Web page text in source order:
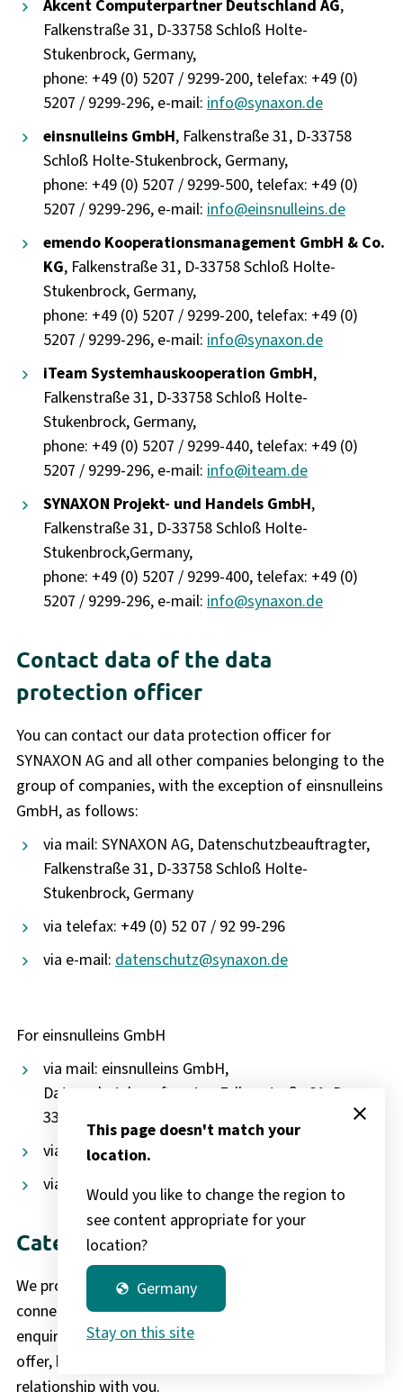
Akcent Computerpartner Deutschland AG,
Falkenstraße 31, D-33758 Schloß Holte-
Stukenbrock, Germany,
phone: +49 (0) 5207 / 9299-200, telefax: +49 (0)
5207 / 9299-296, e-mail: info@synaxon.de
einsnulleins GmbH, Falkenstraße 31, D-33758
Schloß Holte-Stukenbrock, Germany,
phone: +49 (0) 5207 / 9299-500, telefax: +49 (0)
5207 / 9299-296, e-mail: info@einsnulleins.de
emendo Kooperationsmanagement GmbH & Co.
KG, Falkenstraße 31, D-33758 Schloß Holte-
Stukenbrock, Germany,
phone: +49 (0) 5207 / 9299-200, telefax: +49 (0)
5207 / 9299-296, e-mail: info@synaxon.de
iTeam Systemhauskooperation GmbH,
Falkenstraße 31, D-33758 Schloß Holte-
Stukenbrock, Germany,
phone: +49 (0) 5207 / 9299-440, telefax: +49 (0)
5207 / 9299-296, e-mail: info@iteam.de
SYNAXON Projekt- und Handels GmbH,
Falkenstraße 31, D-33758 Schloß Holte-
Stukenbrock,Germany,
phone: +49 (0) 5207 / 9299-400, telefax: +49 (0)
5207 / 9299-296, e-mail: info@synaxon.de
Contact data of the data
protection officer
You can contact our data protection officer for
SYNAXON AG and all other companies belonging to the
group of companies, with the exception of einsnulleins
GmbH, as follows:
via mail: SYNAXON AG, Datenschutzbeauftragter,
Falkenstraße 31, D-33758 Schloß Holte-
Stukenbrock, Germany
via telefax: +49 (0) 52 07 / 92 99-296
via e-mail:
datenschutz@synaxon.de
For einsnulleins GmbH
via mail: einsnulleins GmbH,
Datenschutzbeauftragter, Falkenstraße 31, D-
33758 Schloß Holte-Stukenbrock, Germany
via telefax: +49 (0) 52 07 / 92 99-296
via e-mail:
datenschutz@einsnulleins.de
Categories of personal data
We process all personal data that we receive in
connection with the initiation of a contract (e.g.
enquiry, telephone or e-mail contact, preparation of an
offer, booking of an event) or from the contractual
relationship with you.
close
This page doesn't match your
location.
Would you like to change the region to
see content appropriate for your
location?
globe Germany
Stay on this site